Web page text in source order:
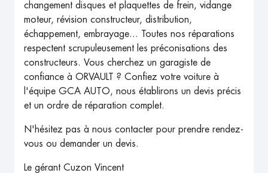
changement disques et plaquettes de frein, vidange
moteur, révision constructeur, distribution,
échappement, embrayage... Toutes nos réparations
respectent scrupuleusement les préconisations des
constructeurs. Vous cherchez un garagiste de
confiance à ORVAULT ? Confiez votre voiture à
l'équipe GCA AUTO, nous établirons un devis précis
et un ordre de réparation complet.
N'hésitez pas à nous contacter pour prendre rendez-
vous ou demander un devis.
Le gérant Cuzon Vincent